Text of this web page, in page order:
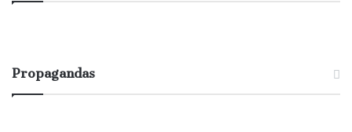
Propagandas